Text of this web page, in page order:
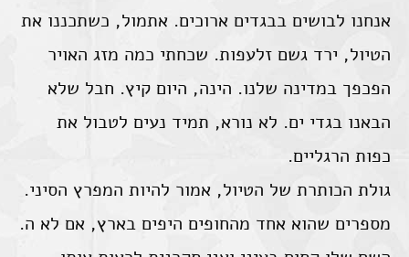
אנחנו לבושים בבגדים ארוכים. אתמול, כשתכננו את
הטיול, ירד גשם זלעפות. שכחתי כמה מזג האויר
הפכפך במדינה שלנו. הינה, היום קיץ. חבל שלא
הבאנו בגדי ים. לא נורא, תמיד נעים לטבול את
כפות הרגליים.
גולת הכותרת של הטיול, אמור להיות המפרץ הסיני.
מספרים שהוא אחד מהחופים היפים בארץ, אם לא ה.